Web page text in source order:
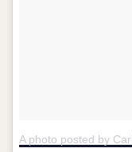
A photo posted by